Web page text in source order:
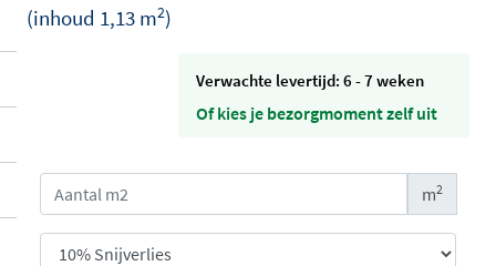
(inhoud 1,13 m2)
Verwachte levertijd: 6 - 7 weken
Of kies je bezorgmoment zelf uit
m2